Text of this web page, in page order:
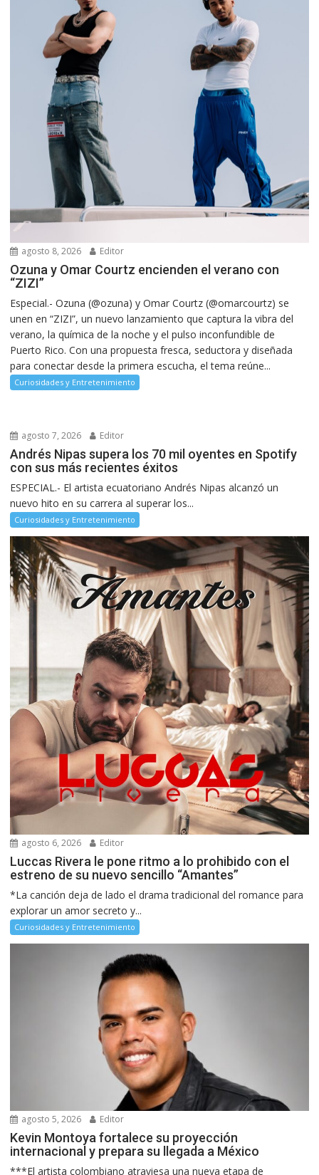
agosto 8, 2026 Editor
Ozuna y Omar Courtz encienden el verano con
“ZIZI”
Especial.- Ozuna (@ozuna) y Omar Courtz (@omarcourtz) se
unen en “ZIZI”, un nuevo lanzamiento que captura la vibra del
verano, la química de la noche y el pulso inconfundible de
Puerto Rico. Con una propuesta fresca, seductora y diseñada
para conectar desde la primera escucha, el tema reúne...
Curiosidades y Entretenimiento
agosto 7, 2026 Editor
Andrés Nipas supera los 70 mil oyentes en Spotify
con sus más recientes éxitos
ESPECIAL.- El artista ecuatoriano Andrés Nipas alcanzó un
nuevo hito en su carrera al superar los...
Curiosidades y Entretenimiento
agosto 6, 2026 Editor
Luccas Rivera le pone ritmo a lo prohibido con el
estreno de su nuevo sencillo “Amantes”
*La canción deja de lado el drama tradicional del romance para
explorar un amor secreto y...
Curiosidades y Entretenimiento
agosto 5, 2026 Editor
Kevin Montoya fortalece su proyección
internacional y prepara su llegada a México
***El artista colombiano atraviesa una nueva etapa de